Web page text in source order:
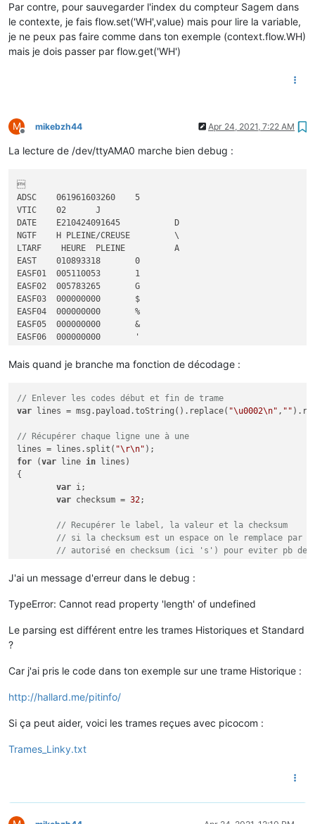
Par contre, pour sauvegarder l'index du compteur Sagem dans
le contexte, je fais flow.set('WH',value) mais pour lire la variable,
je ne peux pas faire comme dans ton exemple (context.flow.WH)
mais je dois passer par flow.get('WH')
M
Offline
mikebzh44 Apr 24, 2021, 7:22 AM
La lecture de /dev/ttyAMA0 marche bien debug :

ADSC	061961603260	5
VTIC	02	J
DATE	E210424091645		D
NGTF	H PLEINE/CREUSE 	\
LTARF	 HEURE  PLEINE  	A
EAST	010893318	0
EASF01	005110053	1
EASF02	005783265	G
EASF03	000000000	$
EASF04	000000000	%
EASF05	000000000	&
EASF06	000000000	'
EASF08	000000000	)
EASD01	005110053	/
EASD02	005783265	E
EASD04	000000000 #
EAIT	000038838 #
ERQ1	000007904	O
ERQ2	000007294	R
PCOUP	09 "
SMAXSN	E210424063606	01899	G
SINSTI	00000	<
SMAXIN-1	E210423134052	00634	F
CCAIN	E210424090000	00000	$
CCAIN-1	E210424083000	00000	D
UMOY1	E210424091000	234	+
STGE	001A4501	A
PRM	14275687320408	:
NTARF	02	O
Mais quand je branche ma fonction de décodage :
// Enlever les codes début et fin de trame
var lines = msg.payload.toString().replace( "\u0002\n" , ""
// Récupérer chaque ligne une à une
lines = lines.split( "\r\n"
for (var line in lines)
{
var i;
var checksum = 32;
// Recupérer le label, la valeur et la checksum
// si la checksum est un espace on le remplace par
// autorisé en checksum (ici 's') pour eviter pb de
var myline = lines[line].toString().replace(
// on dépile nos 3 valeurs
var
value = myline.pop();
if (check == "s" ) check = " " ;
for (i = 0; i < value .length; i++) checksum +=
checksum = String.fromCharCode(checksum);
{
J'ai un message d'erreur dans le debug :
TypeError: Cannot read property 'length' of undefined
Le parsing est différent entre les trames Historiques et Standard
?
Car j'ai pris le code dans ton exemple sur une trame Historique :
http://hallard.me/pitinfo/
Si ça peut aider, voici les trames reçues avec picocom :
Trames_Linky.txt